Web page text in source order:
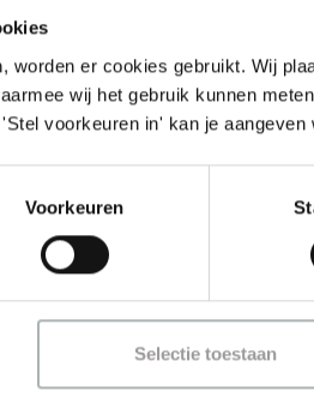
worden er cookies gebruikt. Wij
wij het gebruik kunnen
voorkeuren in' kan je
Voorkeuren
Selectie toestaan
Contact Center